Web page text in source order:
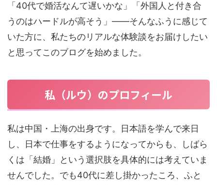
「40代で婚活なんて遅いかな」「外国人と付き合
うのはハードルが高そう」——そんなふうに感じて
いた方に、私たちのリアルな体験談をお届けしたい
と思ってこのブログを始めました。
私（ルウ）のプロフィール
私は中国・上海の出身です。日本語を学んで来日
し、日本で仕事をするようになってからも、しばら
くは「結婚」という選択肢を具体的には考えていま
せんでした。でも40代に差し掛かったころ、ふと